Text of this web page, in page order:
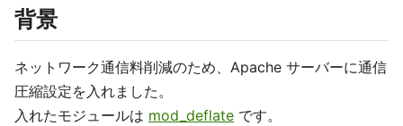
背景
ネットワーク通信料削減のため、Apache サーバーに通信
圧縮設定を入れました。
入れたモジュールは mod_deflate です。